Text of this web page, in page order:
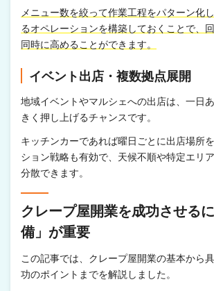
メニュー数を絞って作業工程をパターン化
るオペレーションを構築しておくことで、
同時に高めることができます。
イベント出店・複数拠点展開
地域イベントやマルシェへの出店は、一日
きく押し上げるチャンスです。
キッチンカーであれば曜日ごとに出店場所
ション戦略も有効で、天候不順や特定エリ
分散できます。
クレープ屋開業を成功させる
備」が重要
この記事では、クレープ屋開業の基本から
功のポイントまでを解説しました。